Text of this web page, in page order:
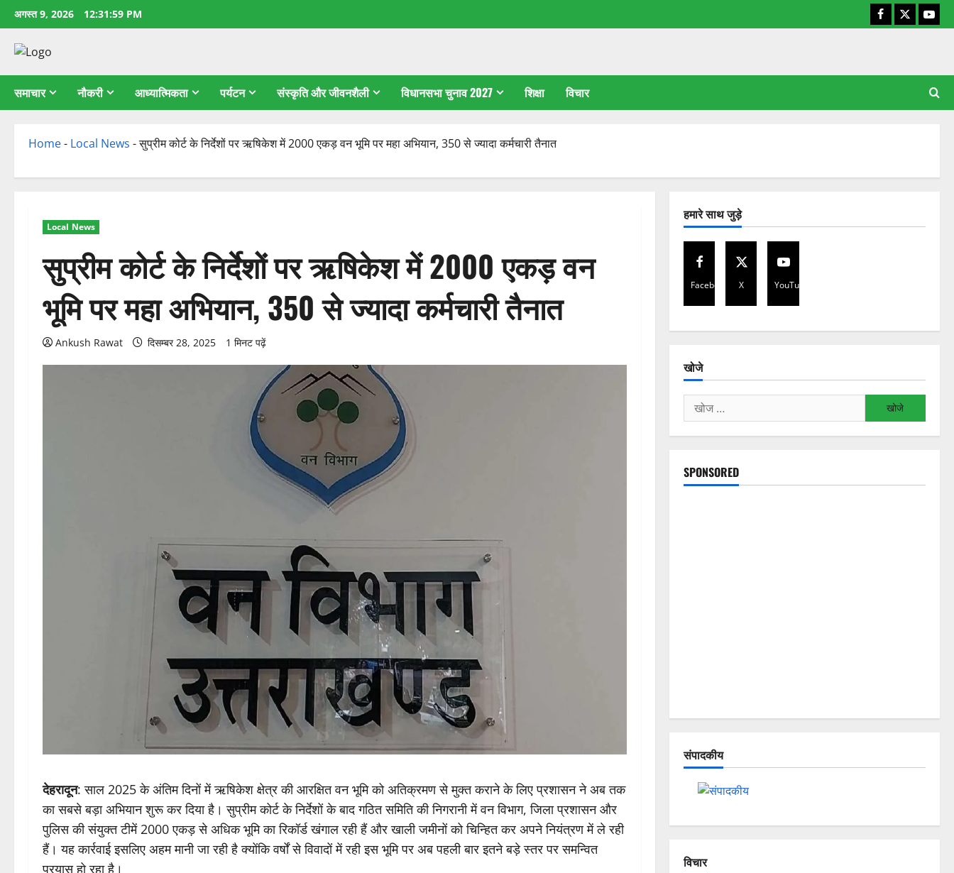
छोड़कर
सामग्री
अगस्त 9, 2026 12:32:00 PM Facebook
X
समाचार नौकरी आध्यात्मिकता पर्यटन संस्कृति और जीवनशैली विधानसभा चुनाव 2027 शिक्षा विचार
Home- Local News -सुप्रीम कोर्ट के निर्देशों पर ऋषिकेश में 2000 एकड़ वन भूमि पर महा अभियान, 350 से ज्यादा कर्मचारी तैनात
Local News
सुप्रीम कोर्ट के निर्देशों पर ऋषिकेश में 2000 एकड़ वन
भूमि पर महा अभियान, 350 से ज्यादा कर्मचारी तैनात
Ankush Rawat दिसम्बर 28, 2025 1 मिनट पढ़ें
देहरादून: साल 2025 के अंतिम दिनों में ऋषिकेश क्षेत्र की आरक्षित वन भूमि को अतिक्रमण से मुक्त कराने के लिए प्रशासन ने अब तक
का सबसे बड़ा अभियान शुरू कर दिया है। सुप्रीम कोर्ट के निर्देशों के बाद गठित समिति की निगरानी में वन विभाग, जिला प्रशासन और
पुलिस की संयुक्त टीमें 2000 एकड़ से अधिक भूमि का रिकॉर्ड खंगाल रही हैं और खाली जमीनों को चिन्हित कर अपने नियंत्रण में ले रही
हैं। यह कार्रवाई इसलिए अहम मानी जा रही है क्योंकि वर्षों से विवादों में रही इस भूमि पर अब पहली बार इतने बड़े स्तर पर समन्वित
प्रयास हो रहा है।
हमारे साथ जुड़े
Facebook X YouTube
खोजे
निम्न
को
खोजें:
SPONSORED
संपादकीय
विचार